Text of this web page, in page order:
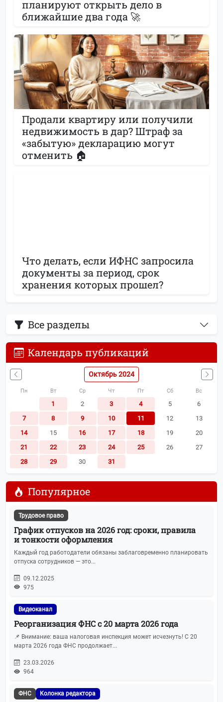
Все разделы
Календарь публикаций
Октябрь 2024
Пн Вт Ср Чт Пт Сб Вс
1 2 3 4 5
6
7
8 9 10 11 12
13
14
15 16 17 18 19
20
21
22 23 24 25 26
27
28
29 30 31
Популярное
Трудовое право
График отпусков на 2026 год: сроки, правила
и тонкости оформления
Каждый год работодатели обязаны заблаговременно планировать
отпуска сотрудников — это...
09.12.2025
975
Видеоканал
Реорганизация ФНС с 20 марта 2026 года
📌 Внимание: ваша налоговая инспекция может исчезнуть! С 20
марта 2026 года ФНС продолжает...
23.03.2026
964
ФНС Колонка редактора
планируют открыть дело в
ближайшие два года 🚀
Продали квартиру или получили
недвижимость в дар? Штраф за
«забытую» декларацию могут
отменить 🏠
Что делать, если ИФНС запросила
документы за период, срок
хранения которых прошел?